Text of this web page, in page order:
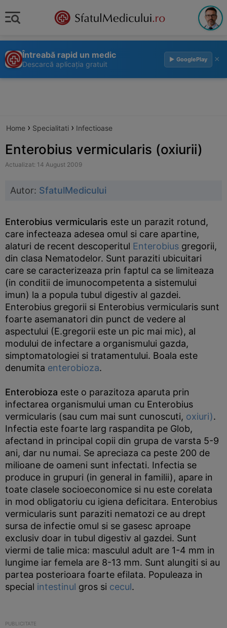
Întreabă rapid un medic
Descarcă aplicația gratuit
▶ GooglePlay ×
Home › Specialitati › Infectioase
Enterobius vermicularis (oxiurii)
Actualizat: 14 August 2009
Autor: SfatulMedicului
Enterobius vermicularis este un parazit rotund,
care infecteaza adesea omul si care apartine,
alaturi de recent descoperitul Enterobius gregorii,
din clasa Nematodelor. Sunt paraziti ubicuitari
care se caracterizeaza prin faptul ca se limiteaza
(in conditii de imunocompetenta a sistemului
imun) la a popula tubul digestiv al gazdei.
Enterobius gregorii si Enterobius vermicularis sunt
foarte asemanatori din punct de vedere al
aspectului (E.gregorii este un pic mai mic), al
modului de infectare a organismului gazda,
simptomatologiei si tratamentului. Boala este
denumita enterobioza.
Enterobioza este o parazitoza aparuta prin
infectarea organismului uman cu Enterobius
vermicularis (sau cum mai sunt cunoscuti, oxiuri).
Infectia este foarte larg raspandita pe Glob,
afectand in principal copii din grupa de varsta 5-9
ani, dar nu numai. Se apreciaza ca peste 200 de
milioane de oameni sunt infectati. Infectia se
produce in grupuri (in general in familii), apare in
toate clasele socioeconomice si nu este corelata
in mod obligatoriu cu igiena deficitara. Enterobius
vermicularis sunt paraziti nematozi ce au drept
sursa de infectie omul si se gasesc aproape
exclusiv doar in tubul digestiv al gazdei. Sunt
viermi de talie mica: masculul adult are 1-4 mm in
lungime iar femela are 8-13 mm. Sunt alungiti si au
partea posterioara foarte efilata. Populeaza in
special intestinul gros si cecul.